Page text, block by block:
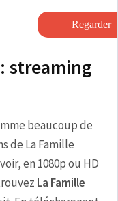
streaming
beaucoup de
de La Famille
en 1080p ou HD
La Famille